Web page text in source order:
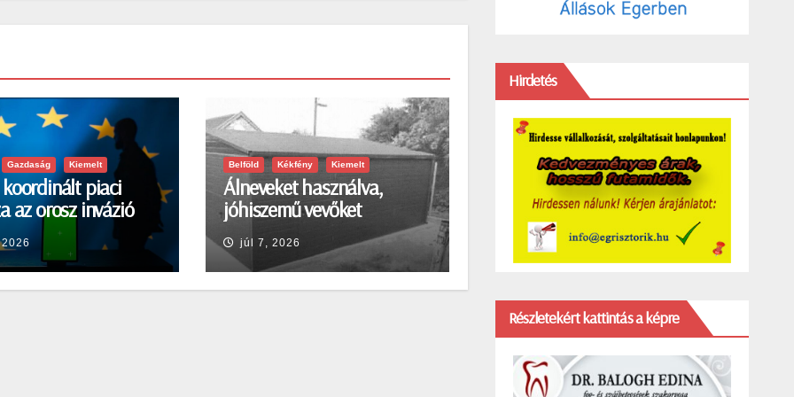
Gazdaság Kiemelt
koordinált piaci
az orosz invázió
Belföld Kékfény Kiemelt
Álneveket használva,
jóhiszemű vevőket
károsított meg
júl 7, 2026
Hirdetés
Részletekért kattintás a képre